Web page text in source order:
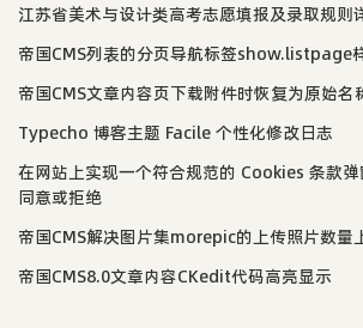
江苏省美术与设计类高考志愿填报及录取规则
帝国CMS列表的分页导航标签show.listpage
帝国CMS文章内容页下载附件时恢复为原始名
Typecho 博客主题 Facile 个性化修改日志
在网站上实现一个符合规范的 Cookies 条款
同意或拒绝
帝国CMS解决图片集morepic的上传照片数量
帝国CMS8.0文章内容CKedit代码高亮显示